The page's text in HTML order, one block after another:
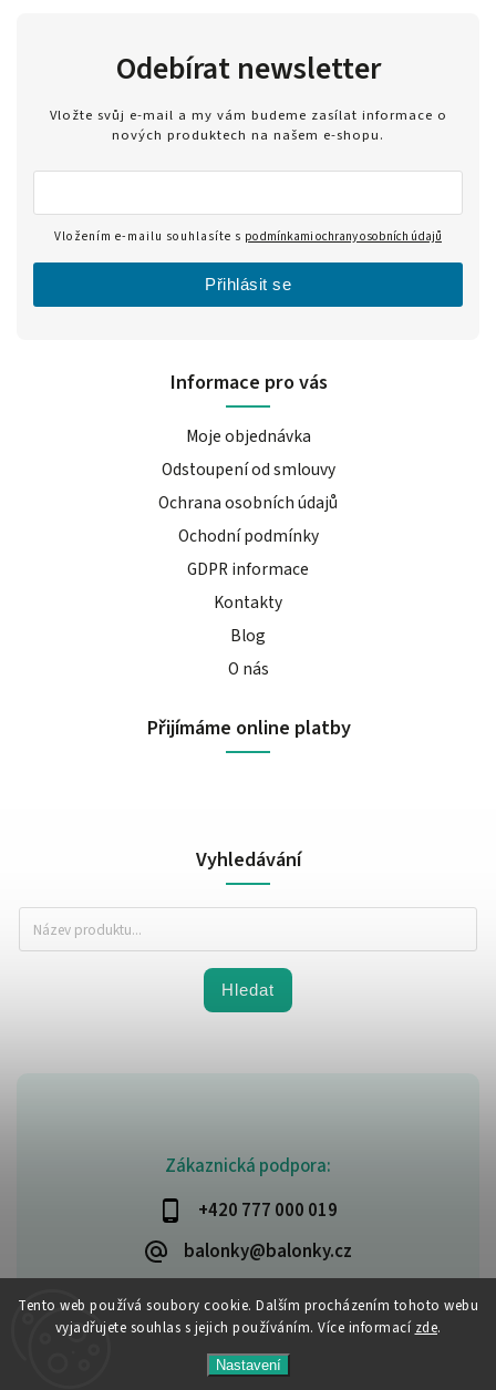
Tento web používá soubory cookie. Dalším procházením tohoto webu
vyjadřujete souhlas s jejich používáním. Více informací zde.
Nastavení
Zákaznická podpora:
+420 777 000 019
balonky@balonky.cz
Informace pro vás
Moje objednávka
Odstoupení od smlouvy
Ochrana osobních údajů
Ochodní podmínky
GDPR informace
Kontakty
Blog
O nás
Přijímáme online platby
Vyhledávání
Hledat
Odebírat newsletter
Vložte svůj e-mail a my vám budeme zasílat informace o
nových produktech na našem e-shopu.
Vložením e-mailu souhlasíte s podmínkami ochrany osobních údajů
Přihlásit se
Party-narozeniny. Všechna práva vyhrazena.
Upravit nastavení cookies